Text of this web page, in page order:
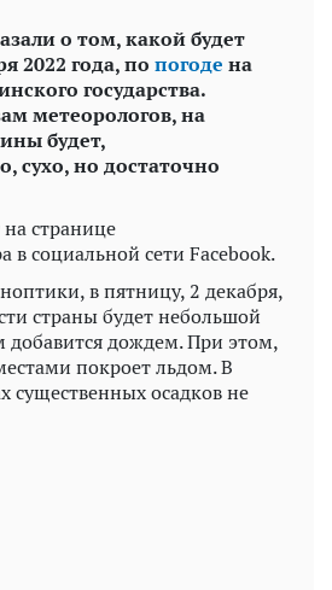
о том, какой будет
2022 года, по погоде на
государства.
метеорологов, на
будет,
сухо, но достаточно
странице
в социальной сети Facebook.
в пятницу, 2 декабря,
страны будет небольшой
добавится дождем. При этом,
покроет льдом. В
существенных осадков не